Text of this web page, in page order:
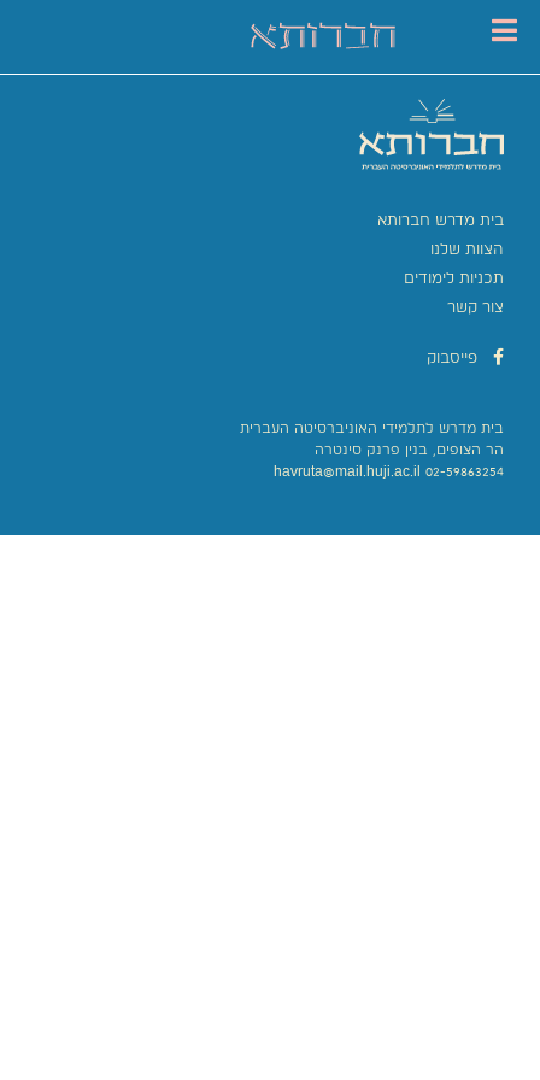
בית מדרש חברותא
הצוות שלנו
תכניות לימודים
צור קשר
פייסבוק
בית מדרש לתלמידי האוניברסיטה העברית
הר הצופים, בנין פרנק סינטרה
02-59863254 havruta@mail.huji.ac.il